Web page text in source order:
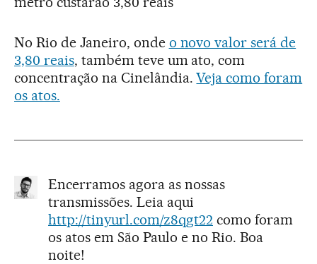
No Rio de Janeiro, onde o novo valor será de
3,80 reais, também teve um ato, com
concentração na Cinelândia.Veja como foram
os atos.
Encerramos agora as nossas
transmissões. Leia aqui
http://tinyurl.com/z8qgt22 como foram
os atos em São Paulo e no Rio. Boa
noite!